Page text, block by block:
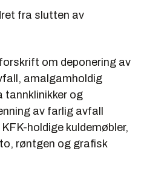
fra slutten av
om deponering av
amalgamholdig
tannklinikker og
av farlig avfall
holdige kuldemøbler,
røntgen og grafisk